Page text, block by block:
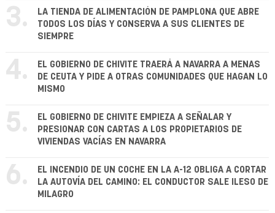
3.
LA TIENDA DE ALIMENTACIÓN DE PAMPLONA QUE ABRE
TODOS LOS DÍAS Y CONSERVA A SUS CLIENTES DE
SIEMPRE
4.
EL GOBIERNO DE CHIVITE TRAERÁ A NAVARRA A MENAS
DE CEUTA Y PIDE A OTRAS COMUNIDADES QUE HAGAN LO
MISMO
5.
EL GOBIERNO DE CHIVITE EMPIEZA A SEÑALAR Y
PRESIONAR CON CARTAS A LOS PROPIETARIOS DE
VIVIENDAS VACÍAS EN NAVARRA
6.
EL INCENDIO DE UN COCHE EN LA A-12 OBLIGA A CORTAR
LA AUTOVÍA DEL CAMINO: EL CONDUCTOR SALE ILESO DE
MILAGRO